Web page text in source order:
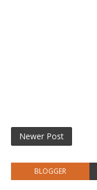
Newer Post
BLOGGER